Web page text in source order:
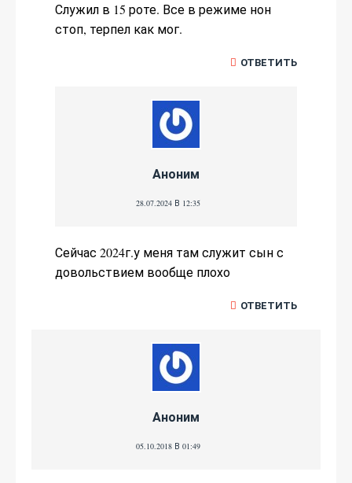
Служил в 15 роте. Все в режиме нон
стоп, терпел как мог.
ОТВЕТИТЬ
Аноним
28.07.2024 В 12:35
Сейчас 2024г.у меня там служит сын с
довольствием вообще плохо
ОТВЕТИТЬ
Аноним
05.10.2018 В 01:49